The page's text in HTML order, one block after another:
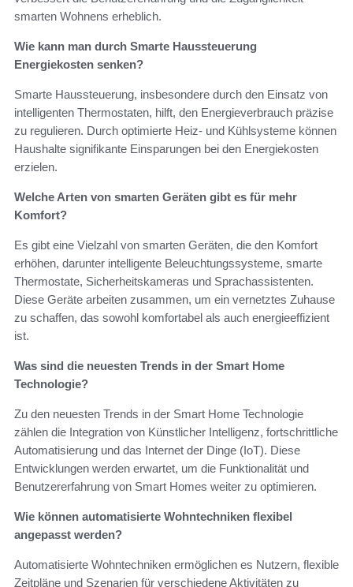
smarten Wohnens erheblich.
Wie kann man durch Smarte Haussteuerung
Energiekosten senken?
Smarte Haussteuerung, insbesondere durch den Einsatz von
intelligenten Thermostaten, hilft, den Energieverbrauch präzise
zu regulieren. Durch optimierte Heiz- und Kühlsysteme können
Haushalte signifikante Einsparungen bei den Energiekosten
erzielen.
Welche Arten von smarten Geräten gibt es für mehr
Komfort?
Es gibt eine Vielzahl von smarten Geräten, die den Komfort
erhöhen, darunter intelligente Beleuchtungssysteme, smarte
Thermostate, Sicherheitskameras und Sprachassistenten.
Diese Geräte arbeiten zusammen, um ein vernetztes Zuhause
zu schaffen, das sowohl komfortabel als auch energieeffizient
ist.
Was sind die neuesten Trends in der Smart Home
Technologie?
Zu den neuesten Trends in der Smart Home Technologie
zählen die Integration von Künstlicher Intelligenz, fortschrittliche
Automatisierung und das Internet der Dinge (IoT). Diese
Entwicklungen werden erwartet, um die Funktionalität und
Benutzererfahrung von Smart Homes weiter zu optimieren.
Wie können automatisierte Wohntechniken flexibel
angepasst werden?
Automatisierte Wohntechniken ermöglichen es Nutzern, flexible
Zeitpläne und Szenarien für verschiedene Aktivitäten zu